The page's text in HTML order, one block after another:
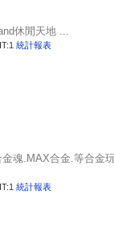
休閒天地 ...
統計報表
魂.MAX合金.等合金
統計報表